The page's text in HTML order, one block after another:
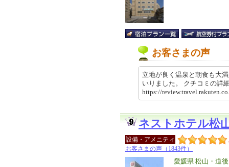
お客さまの声
立地が良く温泉と朝食も大
いりました。 クチコミの
https://
ネストホテル松
設備・アメニティ
お客さまの声（1843件）
エ
愛媛県 松山・道後